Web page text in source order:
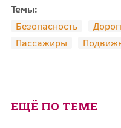
Темы:
Безопасность
Пассажиры
ЕЩЁ ПО ТЕМЕ